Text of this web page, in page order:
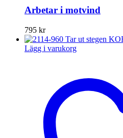
Arbetar i motvind
795 kr
Lägg i varukorg